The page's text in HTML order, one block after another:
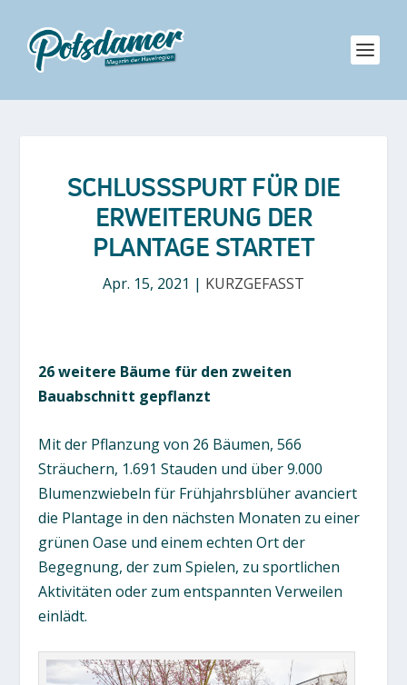
SCHLUSSSPURT FÜR DIE
ERWEITERUNG DER
PLANTAGE STARTET
Apr. 15, 2021 | KURZGEFASST
26 weitere Bäume für den zweiten
Bauabschnitt gepflanzt
Mit der Pflanzung von 26 Bäumen, 566
Sträuchern, 1.691 Stauden und über 9.000
Blumenzwiebeln für Frühjahrsblüher avanciert
die Plantage in den nächsten Monaten zu einer
grünen Oase und einem echten Ort der
Begegnung, der zum Spielen, zu sportlichen
Aktivitäten oder zum entspannten Verweilen
einlädt.